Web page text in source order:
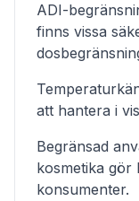
ADI-
finns vissa
att hantera i
Begränsad
kosmetika
konsumenter.